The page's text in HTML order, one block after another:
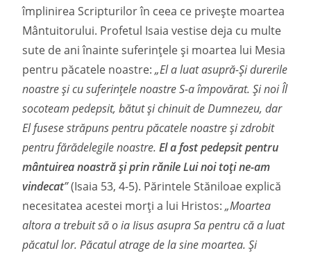
împlinirea Scripturilor în ceea ce privește moartea
Mântuitorului. Profetul Isaia vestise deja cu multe
sute de ani înainte suferințele și moartea lui Mesia
pentru păcatele noastre:„El a luat asupră-Şi durerile
noastre şi cu suferinţele noastre S-a împovărat. Şi noi Îl
socoteam pedepsit, bătut şi chinuit de Dumnezeu, dar
El fusese străpuns pentru păcatele noastre şi zdrobit
pentru fărădelegile noastre.El a fost pedepsit pentru
mântuirea noastră şi prin rănile Lui noi toţi ne-am
vindecat”(Isaia 53, 4-5). Părintele Stăniloae explică
necesitatea acestei morți a lui Hristos:„Moartea
altora a trebuit să o ia Iisus asupra Sa pentru că a luat
păcatul lor. Păcatul atrage de la sine moartea. Și